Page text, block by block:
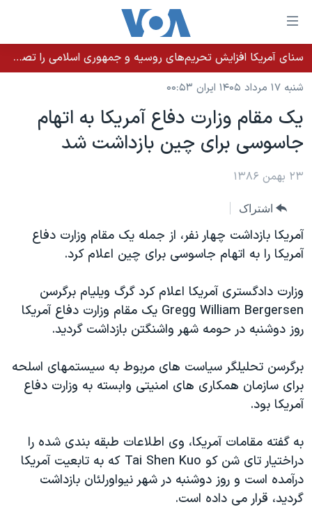
لینکهای
قابل
دسترسی
جهش
محتوای
اصلی
به
اصلی
جهش
به
خانه
نسخه سبک وب‌سایت
موضوع ها
ایران
آمریکا
گزیده‌ها
فرهنگ و زندگی
اقتصادی
علم و فناوری
آرشیو پخش زنده
برنامه های تلویزیونی
جدول برنامه ها
صفحه‌های ویژه
عملیات خشم حماسی
بایگانی برنامه‌های تلویزیونی
مستندها
حمله جمهوری اسلامی به اسرائیل
رمز مهسا
اعتراضات زن، زندگی، آزادی
مجموعه مستندهای دادخواهی
تریبونال مردمی آبان ۹۸
پخش رادیویی
یادگیری زبان انگلیسی
دنبال کنید
سنای آمریکا افزایش تحریم‌های روسیه و جمهوری اسلامی را تصویب کرد؛ زلنسکی از این اقدام تشکر کرد
شنبه ۱۷ مرداد ۱۴۰۵ ایران ۰۰:۵۳
يک مقام وزارت دفاع آمريکا به اتهام
جاسوسی برای چين بازداشت شد
۲۳ بهمن ۱۳۸۶
اشتراک
آمريکا بازداشت چهار نفر، از جمله يک مقام وزارت دفاع
آمريکا را به اتهام جاسوسی برای چين اعلام کرد.
وزارت دادگستری آمريکا اعلام کرد گرگ ويليام برگرسن
Gregg William Bergersen يک مقام وزارت دفاع آمريکا
روز دوشنبه در حومه شهر واشنگتن بازداشت گرديد.
برگرسن تحليلگر سياست های مربوط به سيستمهای اسلحه
برای سازمان همکاری های امنيتی وابسته به وزارت دفاع
آمريکا بود.
به گفته مقامات آمريکا، وی اطلاعات طبقه بندی شده را
دراختيار تای شن کو Tai Shen Kuo که به تابعيت آمريکا
درآمده است و روز دوشنبه در شهر نيواورلئان بازداشت
گرديد، قرار می داده است.